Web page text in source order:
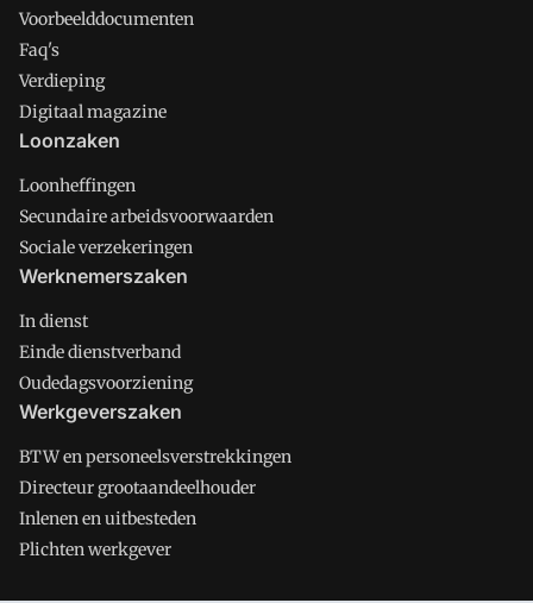
Voorbeelddocumenten
Faq's
Verdieping
Digitaal magazine
Loonzaken
Loonheffingen
Secundaire arbeidsvoorwaarden
Sociale verzekeringen
Werknemerszaken
In dienst
Einde dienstverband
Oudedagsvoorziening
Werkgeverszaken
BTW en personeelsverstrekkingen
Directeur grootaandeelhouder
Inlenen en uitbesteden
Plichten werkgever